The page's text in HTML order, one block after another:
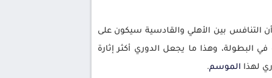
التنافس بين الأهلي والقادسية سيكون على
البطولة، وهذا ما يجعل الدوري أكثر إثارة
لهذا الموسم.